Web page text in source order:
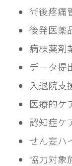
術後疼痛
後発医薬
病棟薬剤
データ提
入退院支
医療的ケ
認知症ケ
せん妄ハ
協力対象